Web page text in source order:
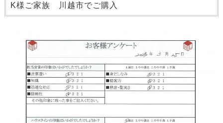
K様ご家族 川越市でご購入